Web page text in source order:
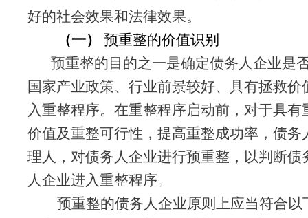
好的社会效果和法律效果。
（一） 预重整的价值识别
预重整的目的之一是确定债务人企业是
国家产业政策、行业前景较好、具有拯救价
入重整程序。在重整程序启动前，对于具
价值及重整可行性，提高重整成功率，债
理人，对债务人企业进行预重整，以判断
人企业进入重整程序。
预重整的债务人企业原则上应当符合以